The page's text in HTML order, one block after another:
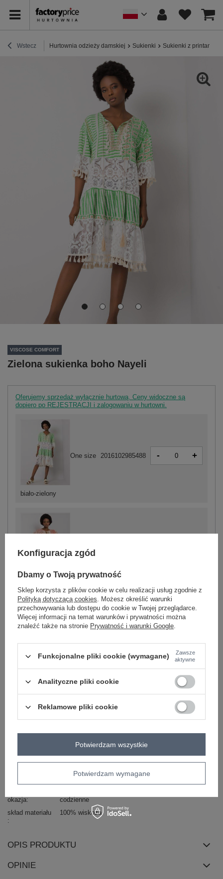
Wstecz Hurtownia odzieży damskiej Sukienki Sukienki z printami
VISCOSE COMFORT
Zielona sukienka boho Nayeli
Oferujemy sprzedaż wyłącznie hurtową. Ceny widoczne są
dopiero po REJESTRACJI i zalogowaniu w hurtowni.
biało-zielony
One size 2016102985488 - +
ciemny
pomarańczowy
One size
ZALOGUJ SIĘ I ZOBACZ CENĘ
Masz pytanie? Chętnie pomożemy.
dominujący
dekolt
okrągły
rękaw 3/4
styl
casual boho
okazja
codzienne
skład materiału
100% wiskoza
OPIS PRODUKTU
OPINIE
Konfiguracja zgód
Dbamy o Twoją prywatność
Sklep korzysta z plików cookie w celu realizacji usług zgodnie z
Polityką dotyczącą cookies. Możesz określić warunki
przechowywania lub dostępu do cookie w Twojej przeglądarce.
Więcej informacji na temat warunków i prywatności można
znaleźć także na stronie Prywatność i warunki Google.
Funkcjonalne pliki cookie (wymagane)
Zawsze
aktywne
Analityczne pliki cookie
Reklamowe pliki cookie
Potwierdzam wymagane
Potwierdzam wszystkie